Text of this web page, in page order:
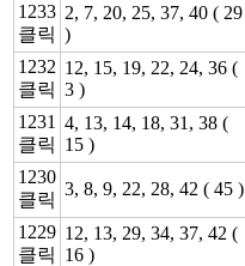
1233
클릭
2, 7, 20, 25, 37, 40 ( 29
)
1232
클릭
12, 15, 19, 22, 24, 36 (
3 )
1231
클릭
4, 13, 14, 18, 31, 38 (
15 )
1230
클릭
3, 8, 9, 22, 28, 42 ( 45 )
1229
클릭
12, 13, 29, 34, 37, 42 (
16 )